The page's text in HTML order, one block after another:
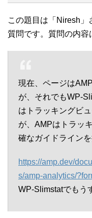
この題目は「Niresh」
質問です。質問の内容
現在、ページは
が、それでもWP-
はトラッキングビ
が、AMPはトラッ
確なガイドラインを
https://amp.dev/
s/amp-analytics/
WP-Slimstatでもう